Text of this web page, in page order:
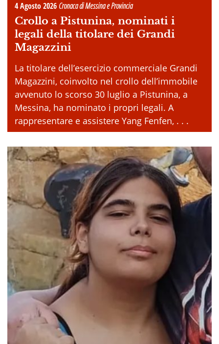
4 Agosto 2026 Cronaca di Messina e Provincia
Crollo a Pistunina, nominati i
legali della titolare dei Grandi
Magazzini
La titolare dell’esercizio commerciale Grandi
Magazzini, coinvolto nel crollo dell’immobile
avvenuto lo scorso 30 luglio a Pistunina, a
Messina, ha nominato i propri legali. A
rappresentare e assistere Yang Fenfen, . . .